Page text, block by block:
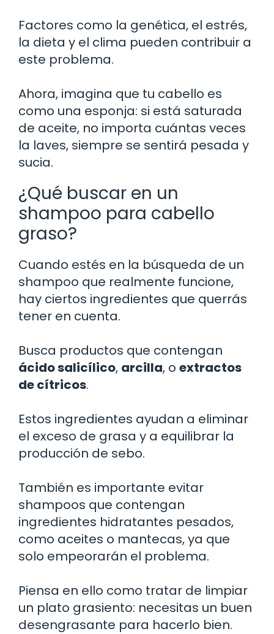
Factores como la genética, el estrés,
la dieta y el clima pueden contribuir a
este problema.
Ahora, imagina que tu cabello es
como una esponja: si está saturada
de aceite, no importa cuántas veces
la laves, siempre se sentirá pesada y
sucia.
¿Qué buscar en un
shampoo para cabello
graso?
Cuando estés en la búsqueda de un
shampoo que realmente funcione,
hay ciertos ingredientes que querrás
tener en cuenta.
Busca productos que contengan
ácido salicílico, arcilla, o extractos
de cítricos.
Estos ingredientes ayudan a eliminar
el exceso de grasa y a equilibrar la
producción de sebo.
También es importante evitar
shampoos que contengan
ingredientes hidratantes pesados,
como aceites o mantecas, ya que
solo empeorarán el problema.
Piensa en ello como tratar de limpiar
un plato grasiento: necesitas un buen
desengrasante para hacerlo bien.